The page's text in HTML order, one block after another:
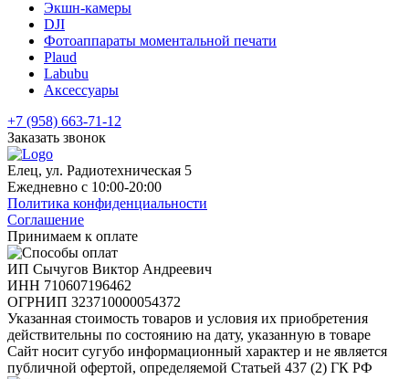
Экшн-камеры
DJI
Фотоаппараты моментальной печати
Plaud
Labubu
Аксессуары
+7 (958) 663-71-12
Заказать звонок
Елец, ул. Радиотехническая 5
Ежедневно с 10:00-20:00
Политика конфиденциальности
Соглашение
Принимаем к оплате
ИП Сычугов Виктор Андреевич
ИНН 710607196462
ОГРНИП 323710000054372
Указанная стоимость товаров и условия их приобретения
действительны по состоянию на дату, указанную в товаре
Сайт носит сугубо информационный характер и не является
публичной офертой, определяемой Статьей 437 (2) ГК РФ